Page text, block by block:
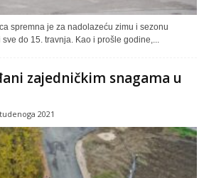
spremna je za nadolazeću zimu i sezonu
do 15. travnja. Kao i prošle godine,...
zajedničkim snagama u
2021